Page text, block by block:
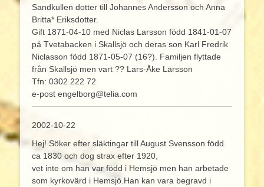
Sandkullen dotter till Johannes Andersson och Anna
Britta* Eriksdotter.
Gift 1871-04-10 med Niclas Larsson född 1841-01-07
på Tvetabacken i Skallsjö och deras son Karl Fredrik
Niclasson född 1871-05-07 (16?). Familjen flyttade
från Skallsjö men vart ?? Lars-Åke Larsson
Tfn: 0302 222 72
e-post engelborg@telia.com
2002-10-22
Hej! Söker efter släktingar till August Svensson född
ca 1830 och dog strax efter 1920,
vet inte om han var född i Hemsjö men han arbetade
som kyrkovärd i Hemsjö.Han kan vara begravd i